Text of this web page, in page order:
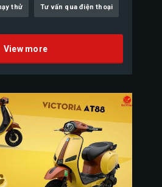
thử Tư vấn qua điện thoại
View more